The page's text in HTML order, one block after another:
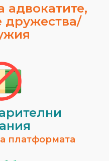
адвокатите,
дружества/
платформата